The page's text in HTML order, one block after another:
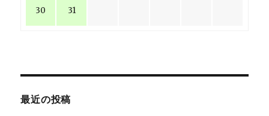
30 31
最近の投稿